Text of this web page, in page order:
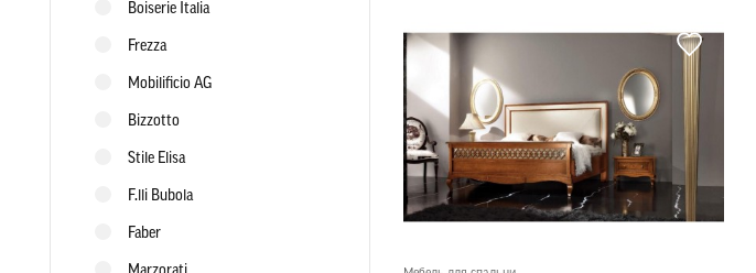
Boiserie Italia
Frezza
Mobilificio AG
Bizzotto
Stile Elisa
F.lli Bubola
Faber